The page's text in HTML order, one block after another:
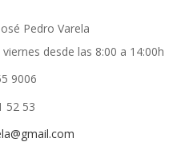
Pedro Varela
desde las 8:00 a 14:00h
9006
52 53